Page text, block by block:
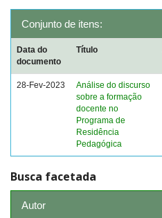
Conjunto de itens:
Data do
documento
Título
28-Fev-2023
Análise do discurso
sobre a formação
docente no
Programa de
Residência
Pedagógica
Busca facetada
Autor